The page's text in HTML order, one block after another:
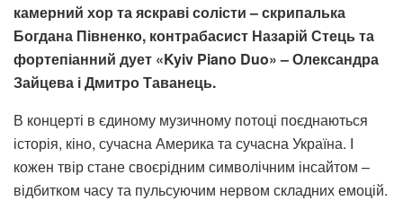
камерний хор та яскраві солісти – скрипалька
Богдана Півненко, контрабасист Назарій Стець та
фортепіанний дует «Kyiv Piano Duo» – Олександра
Зайцева і Дмитро Таванець.
В концерті в єдиному музичному потоці поєднаються
історія, кіно, сучасна Америка та сучасна Україна. І
кожен твір стане своєрідним символічним інсайтом –
відбитком часу та пульсуючим нервом складних емоцій.